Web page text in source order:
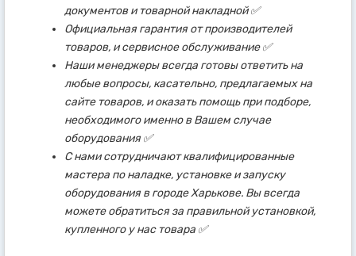
документов и товарной накладной ✅
Официальная гарантия от производителей
товаров, и сервисное обслуживание ✅
Наши менеджеры всегда готовы ответить на
любые вопросы, касательно, предлагаемых на
сайте товаров, и оказать помощь при подборе,
необходимого именно в Вашем случае
оборудования ✅
С нами сотрудничают квалифицированные
мастера по наладке, установке и запуску
оборудования в городе Харькове. Вы всегда
можете обратиться за правильной установкой,
купленного у нас товара ✅